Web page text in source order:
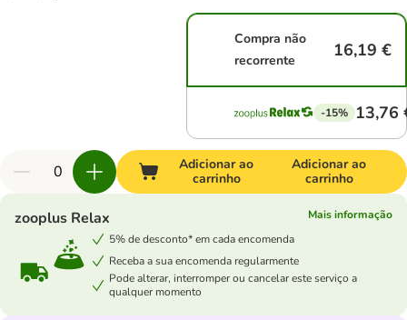
Compra não
recorrente
16,19 €
-15% 13,76
Adicionar ao
carrinho
Adicionar ao
carrinho
zooplus Relax
Mais informação
5% de desconto* em cada encomenda
Receba a sua encomenda regularmente
Pode alterar, interromper ou cancelar este serviço a
qualquer momento